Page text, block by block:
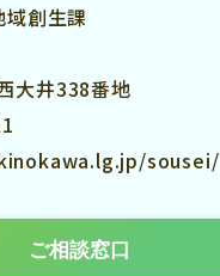
創生課
大井338番地
sousei/
ご相談窓口